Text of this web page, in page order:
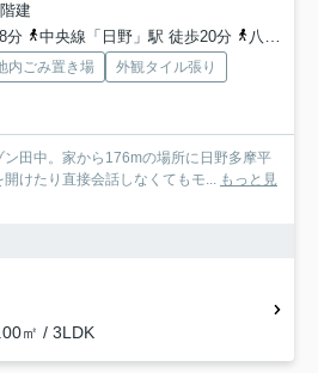
建
分
中央線「日野」駅 徒歩20分 八高線「北八王子」駅 徒歩29分
内ごみ置き場
外観タイル張り
田中。家から176mの場所に日野多摩平
けたり直接会話しなくてもモ... もっと見
㎡ / 3LDK